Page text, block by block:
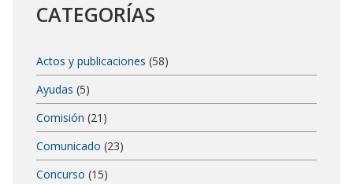
CATEGORÍAS
Actos y publicaciones (58)
Ayudas (5)
Comisión (21)
Comunicado (23)
Concurso (15)